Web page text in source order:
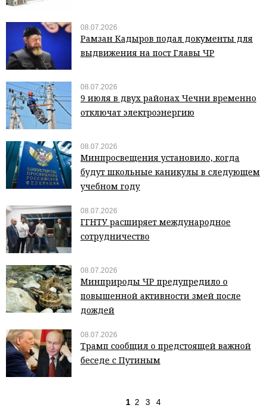
08.07.2026
Рамзан Кадыров подал документы для
выдвижения на пост Главы ЧР
08.07.2026
9 июля в двух районах Чечни временно
отключат электроэнергию
08.07.2026
Минпросвещения установило, когда
будут школьные каникулы в следующем
учебном году
08.07.2026
ГГНТУ расширяет международное
сотрудничество
08.07.2026
Минприроды ЧР предупредило о
повышенной активности змей после
дождей
08.07.2026
Трамп сообщил о предстоящей важной
беседе с Путиным
1 2 3 4